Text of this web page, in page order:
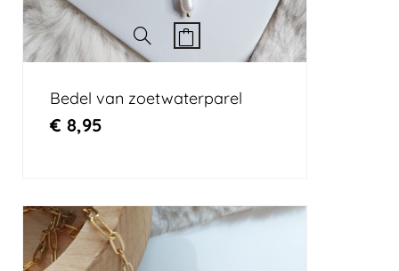
Bedel van zoetwaterparel
€ 8,95